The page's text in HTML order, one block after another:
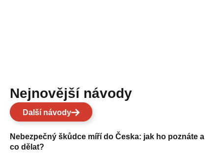
Nejnovější návody
Další návody
Nebezpečný škůdce míří do Česka: jak ho poznáte a
co dělat?